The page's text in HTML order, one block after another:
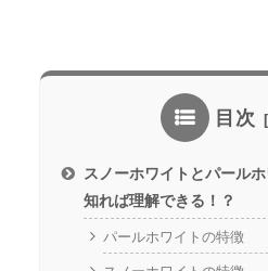
目次
スノーホワイトとパール
知れば理解できる！？
パールホワイトの特徴